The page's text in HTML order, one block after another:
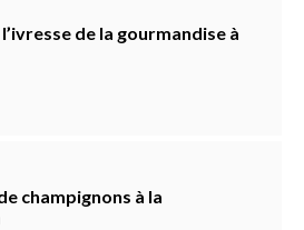
de la gourmandise à
champignons à la